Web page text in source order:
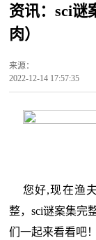
资讯：sci谜
肉）
来源：
2022-12-14 17:57:35
您好,现在渔
整，sci谜案集完
们一起来看看吧！